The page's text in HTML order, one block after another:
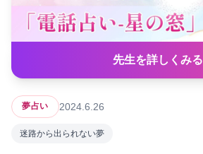
先生を詳しくみる
夢占い 2024.6.26
迷路から出られない夢